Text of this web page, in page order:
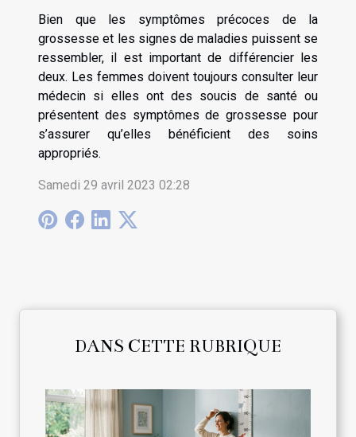
Bien que les symptômes précoces de la
grossesse et les signes de maladies puissent se
ressembler, il est important de différencier les
deux. Les femmes doivent toujours consulter leur
médecin si elles ont des soucis de santé ou
présentent des symptômes de grossesse pour
s’assurer qu’elles bénéficient des soins
appropriés.
Samedi 29 avril 2023 02:28
DANS CETTE RUBRIQUE